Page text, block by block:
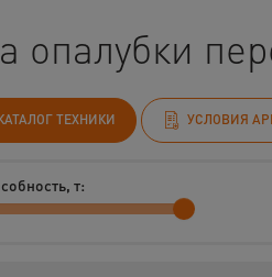
опалубки
ТЕХНИКИ УСЛОВИЯ
т: